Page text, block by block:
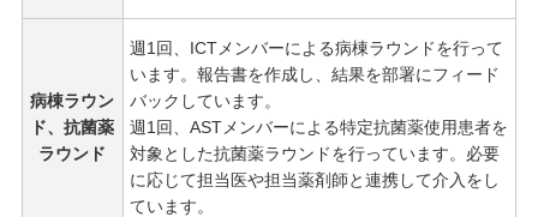
病棟ラウン
ド、抗菌薬
ラウンド
週1回、ICTメンバーによる病棟ラウンドを行って
います。報告書を作成し、結果を部署にフィード
バックしています。
週1回、ASTメンバーによる特定抗菌薬使用患者を
対象とした抗菌薬ラウンドを行っています。必要
に応じて担当医や担当薬剤師と連携して介入をし
ています。